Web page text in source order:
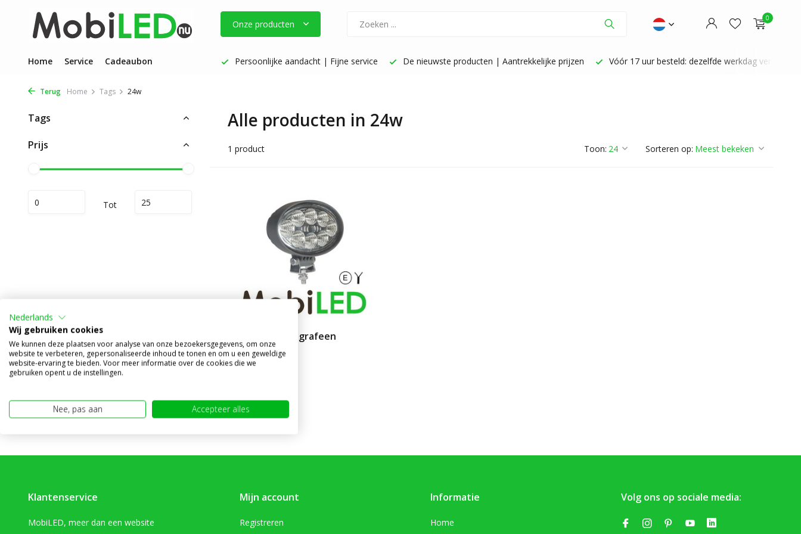
Onze producten
0
Home Service Cadeaubon
Vóór 17 uur besteld: dezelfde werkdag verzonden Persoonlijke aandacht | Fijne service De nieuwste producten | Aantrekkelijke prijzen Vóór 17 uur besteld: dezelfde werkdag verzonden
Terug Home Tags 24w
Tags
Prijs
Tot
Alle producten in 24w
1 product Toon: Sorteren op:
Werklamp 24W grafeen
Vergelijk
Op voorraad
(€20,62 excl. BTW)
Klantenservice
MobiLED, meer dan een website
Mijn account
Registreren
Informatie
Home
Volg ons op sociale media:
Nederlands
Wij gebruiken cookies
We kunnen deze plaatsen voor analyse van onze bezoekersgegevens, om onze
website te verbeteren, gepersonaliseerde inhoud te tonen en om u een geweldige
website-ervaring te bieden. Voor meer informatie over de cookies die we
gebruiken opent u de instellingen.
Nee, pas aan Accepteer alles